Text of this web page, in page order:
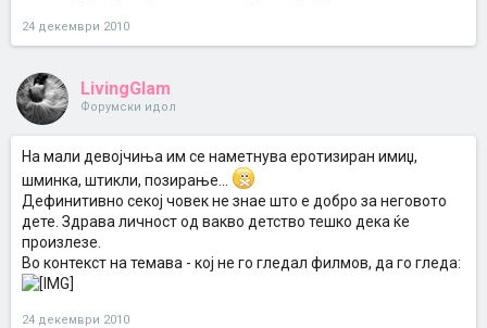
24 декември 2010
LivingGlam
Форумски идол
На мали девојчиња им се наметнува еротизиран имиџ,
шминка, штикли, позирање...
Дефинитивно секој човек не знае што е добро за неговото
дете. Здрава личност од вакво детство тешко дека ќе
произлезе.
Во контекст на темава - кој не го гледал филмов, да го гледа:
24 декември 2010